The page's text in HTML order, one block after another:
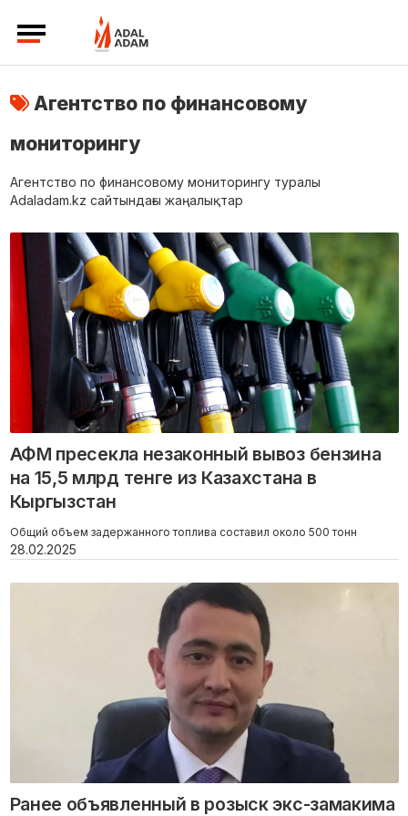
Агентство по финансовому
мониторингу
Агентство по финансовому мониторингу туралы
Adaladam.kz сайтындағы жаңалықтар
АФМ пресекла незаконный вывоз бензина
на 15,5 млрд тенге из Казахстана в
Кыргызстан
Общий объем задержанного топлива составил около 500 тонн
28.02.2025
Ранее объявленный в розыск экс-замакима